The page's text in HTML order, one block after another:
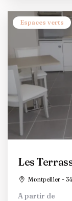
Espaces verts
Les
Montpellier -
A partir de